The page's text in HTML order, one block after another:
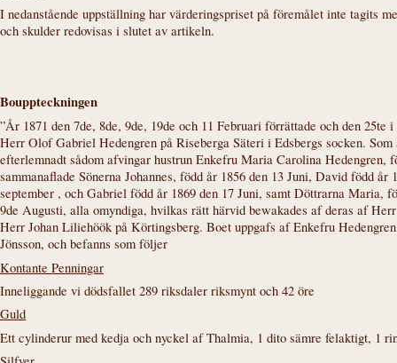
I nedanstående uppställning har värderingspriset på föremålet inte tagits
och skulder redovisas i slutet av artikeln.
Bouppteckningen
”År 1871 den 7de, 8de, 9de, 19de och 11 Februari förrättade och den
Herr Olof Gabriel Hedengren på Riseberga Säteri i Edsbergs socken.
efterlemnadt sådom afvingar hustrun Enkefru Maria Carolina Hedengren,
sammanaflade Sönerna Johannes, född år 1856 den 13 Juni, David född
september , och Gabriel född år 1869 den 17 Juni, samt Döttrarna Maria,
9de Augusti, alla omyndiga, hvilkas rätt härvid bewakades af deras af
Herr Johan Liliehöök på Körtingsberg. Boet uppgafs af Enkefru
Jönsson, och befanns som följer
Kontante Penningar
Inneliggande vi dödsfallet 289 riksdaler riksmynt och 42 öre
Guld
Ett cylinderur med kedja och nyckel af Thalmia, 1 dito sämre felaktigt, 1